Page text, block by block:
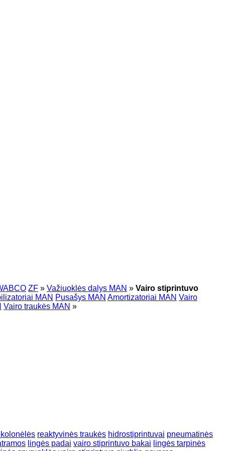
ZF » Važiuoklės dalys MAN » Vairo stiprintuvo
MAN Pusašys MAN Amortizatoriai MAN Vairo
Vairo traukės MAN »
reaktyvinės traukės hidrostiprintuvai pneumatinės
lingės padai vairo stiprintuvo bakai lingės tarpinės